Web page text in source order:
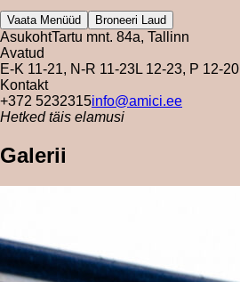
Vaata Menüüd Broneeri Laud
AsukohtTartu mnt. 84a, Tallinn
Avatud
E-K 11-21, N-R 11-23L 12-23, P 12-20
Kontakt
+372 5232315info@amici.ee
Hetked täis elamusi
Galerii